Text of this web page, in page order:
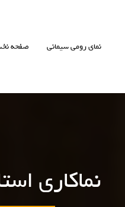
نمای رومی سیمانی صفحه
نماکاری